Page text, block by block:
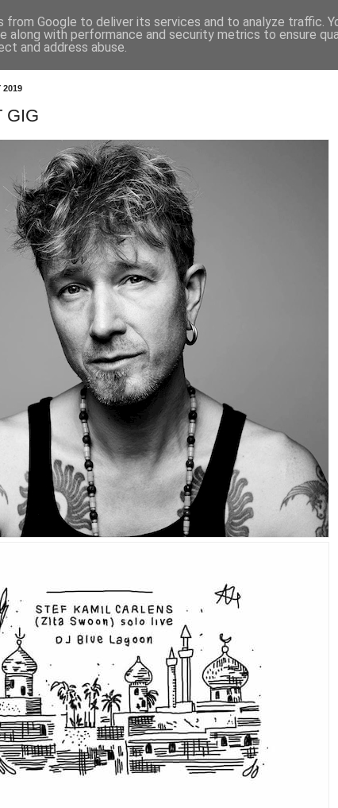
Πρόγραμμα Επικοινωνία Μπλογκ
2019
GIG
from Google to deliver its services and to analyze traffic.
along with performance and security metrics to ensure
and address abuse.